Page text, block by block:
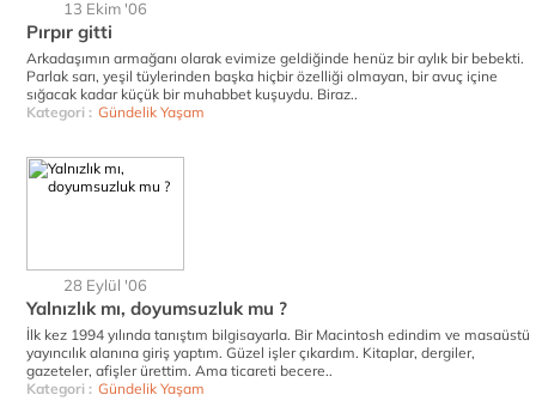
13 Ekim '06
Pırpır gitti
Arkadaşımın armağanı olarak evimize geldiğinde henüz bir aylık bir bebekti.
Parlak sarı, yeşil tüylerinden başka hiçbir özelliği olmayan, bir avuç içine
sığacak kadar küçük bir muhabbet kuşuydu. Biraz..
Kategori : Gündelik Yaşam
28 Eylül '06
Yalnızlık mı, doyumsuzluk mu ?
İlk kez 1994 yılında tanıştım bilgisayarla. Bir Macintosh edindim ve masaüstü
yayıncılık alanına giriş yaptım. Güzel işler çıkardım. Kitaplar, dergiler,
gazeteler, afişler ürettim. Ama ticareti becere..
Kategori : Gündelik Yaşam